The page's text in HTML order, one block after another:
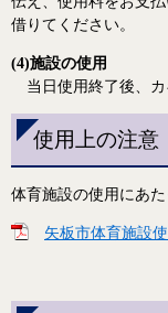
借りてください。
(4)施設の使用
当日使用終了後、カ
使用上の注意
体育施設の使用にあ
矢板市体育施設